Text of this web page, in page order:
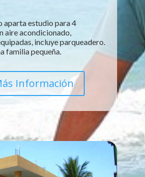
aparta estudio para 4
aire acondicionado,
incluye parqueadero.
familia pequeña.
Información